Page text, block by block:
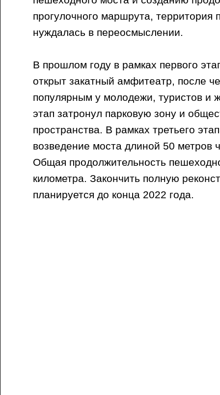
прогулочного маршрута, территория
нуждалась в переосмыслении.
В прошлом году в рамках первого
открыт закатный амфитеатр, после
популярным у молодежи, туристов и
этап затронул парковую зону и
пространства. В рамках третьего
возведение моста длиной 50 метров
Общая продолжительность
километра. Закончить полную
планируется до конца 2022 года.